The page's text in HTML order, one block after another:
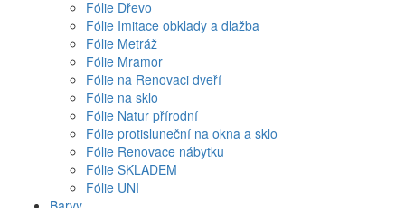
Fólie Dřevo
Fólie Imitace obklady a dlažba
Fólie Metráž
Fólie Mramor
Fólie na Renovaci dveří
Fólie na sklo
Fólie Natur přírodní
Fólie protisluneční na okna a sklo
Fólie Renovace nábytku
Fólie SKLADEM
Fólie UNI